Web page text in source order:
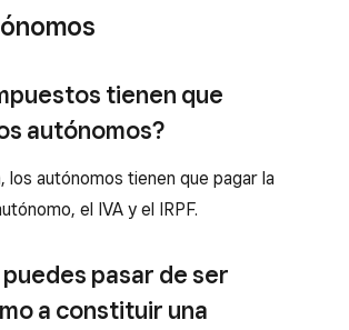
tienen que
autónomos?
los autónomos tienen que pagar la
el IVA y el IRPF.
pasar de ser
a constituir una